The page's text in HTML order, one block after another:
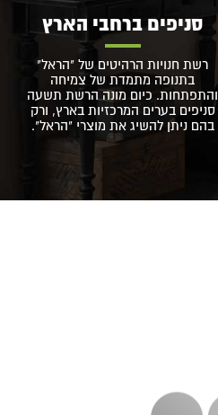
סניפים ברחבי הארץ
רשת חנויות הרהיטים של "הראל"
בתנופה מתמדת של צמיחה
והתפתחות. כיום מונה הרשת תשעה
סניפים בערים המרכזיות בארץ, ורק
בהם ניתן להשיג את מוצרי "הראל".